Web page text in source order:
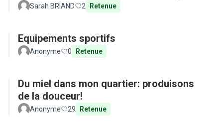
Sarah BRIAND 2 Retenue
Equipements sportifs
Anonyme 0 Retenue
Du miel dans mon quartier: produisons
de la douceur!
Anonyme 29 Retenue